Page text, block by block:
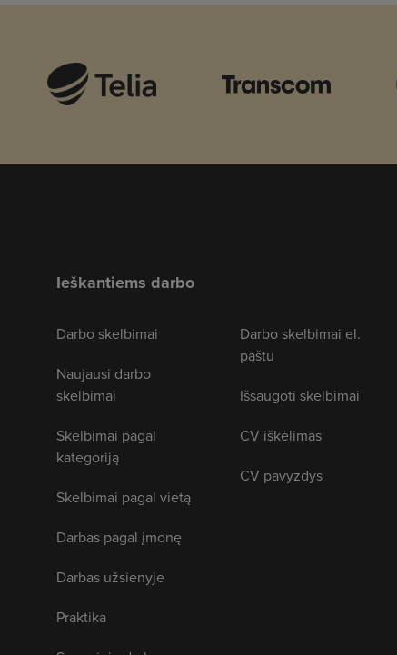
Ieškantiems darbo
Darbo skelbimai
Naujausi darbo
skelbimai
Skelbimai pagal
kategoriją
Skelbimai pagal vietą
Darbas pagal įmonę
Darbas užsienyje
Praktika
Darbo skelbimai el.
paštu
Išsaugoti skelbimai
CV iškėlimas
CV pavyzdys